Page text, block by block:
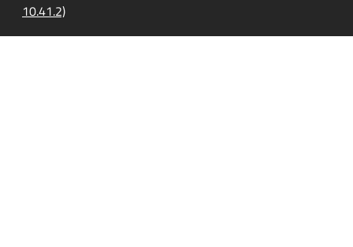
10.41.2)